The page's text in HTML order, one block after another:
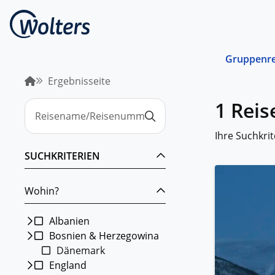
Ergebnisseite
SUCHKRITERIEN
Wohin?
Albanien
Bosnien & Herzegowina
Dänemark
England
1
Ihre